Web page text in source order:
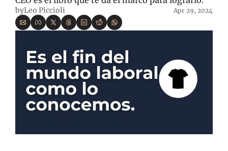
byLeo Piccioli Apr 29, 2024